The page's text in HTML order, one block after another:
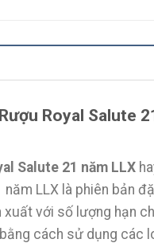
Royal Salute
Salute 21 năm LLX
năm LLX là phiên bản
với số lượng hạn
cách sử dụng các